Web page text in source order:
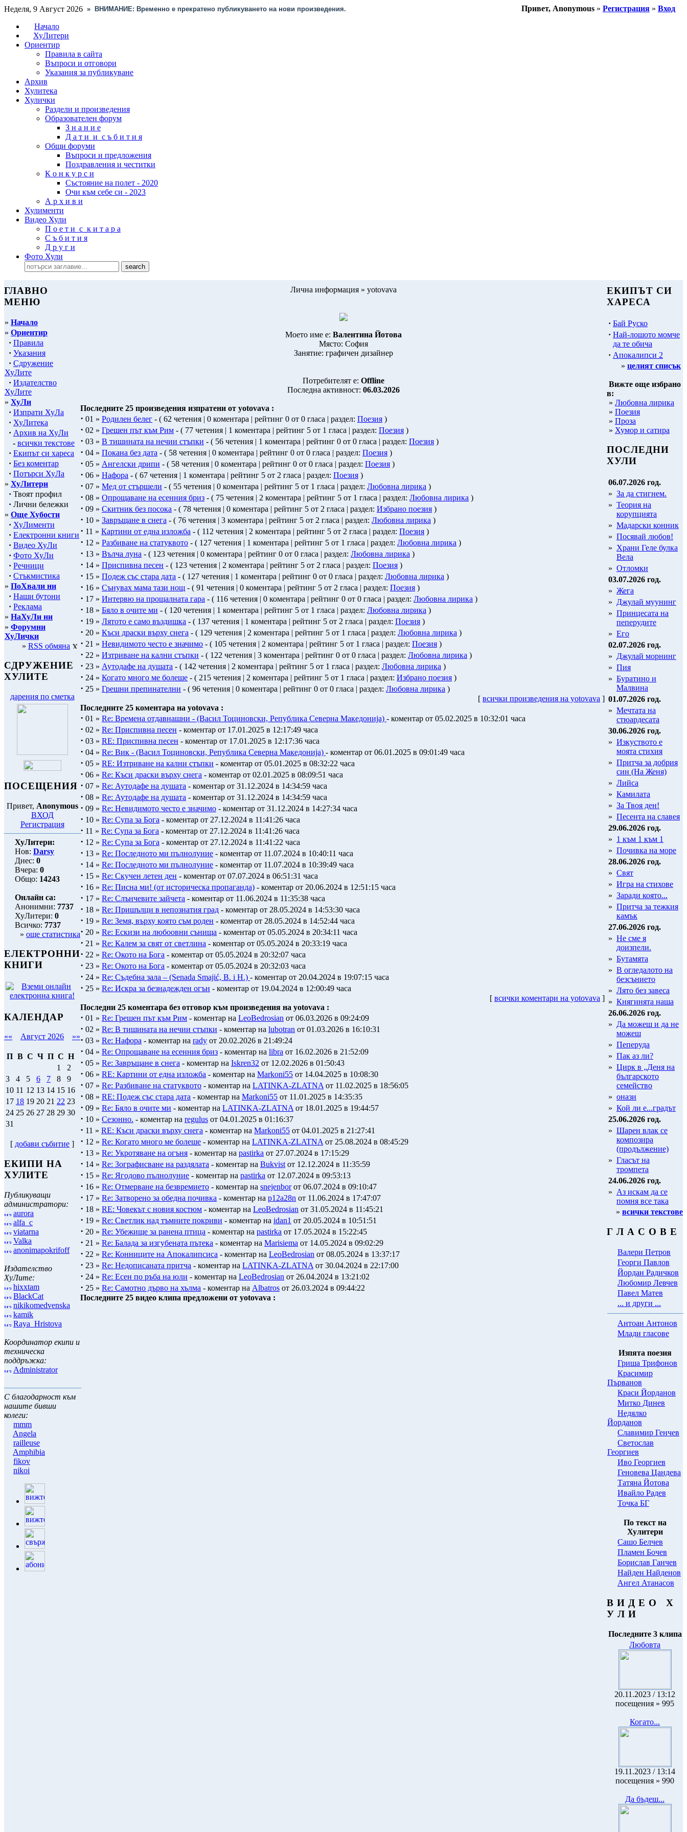
Неделя, 9 Август 2026 » ВНИМАНИЕ: Временно е прекратено публикуването на нови произведения. Привет, Anonymous » Регистрация » Вход
Начало
ХуЛитери
Ориентир
Правила в сайта
Въпроси и отговори
Указания за публикуване
Архив
Хулитека
Хулички
Раздели и произведения
Образователен форум
З н а н и е
Д а т и и с ъ б и т и я
Общи форуми
Въпроси и предложения
Поздравления и честитки
К о н к у р с и
Състояние на полет - 2020
Очи към себе си - 2023
А р х и в и
Хулименти
Видео Хули
П о е т и с к и т а р а
С ъ б и т и я
Д р у г и
Фото Хули
ГЛАВНО
МЕНЮ
» Начало
» Ориентир
· Правила
· Указания
· Сдружение
ХуЛите
· Издателство
ХуЛите
» ХуЛи
· Изпрати ХуЛа
· ХуЛитека
· Архив на ХуЛи
- всички текстове
· Екипът си хареса
· Без коментар
· Потърси ХуЛа
» ХуЛитери
· Твоят профил
· Лични бележки
» Още Хубости
· ХуЛименти
· Електронни книги
· Видео ХуЛи
· Фото ХуЛи
· Речници
· Стъкмистика
» ПоХвали ни
· Наши бутони
· Реклама
» НаХуЛи ни
» Форумни
ХуЛички
» RSS обмяна
СДРУЖЕНИЕ
ХУЛИТЕ
дарения по сметка
ПОСЕЩЕНИЯ
Привет, Anonymous
ВХОД
Регистрация
ХуЛитери:
Нов: Darsy
Днес: 0
Вчера: 0
Общо: 14243
Онлайн са:
Анонимни: 7737
ХуЛитери: 0
Всичко: 7737
» още статистика
ЕЛЕКТРОННИ
КНИГИ
КАЛЕНДАР
«« Август 2026 »»
П В С Ч П С Н
1
2
3
4 5 6 7 8
9
10 11 12 13 14 15 16
17 18 19 20 21 22 23
24 25 26 27 28 29 30
31
[ добави събитие ]
ЕКИПИ НА
ХУЛИТЕ
Публикуващи
администратори:
aurora
alfa_c
viatarna
Valka
anonimapokrifoff
Издателство
ХуЛите:
hixxtam
BlackCat
nikikomedvenska
kamik
Raya_Hristova
Координатор екипи и
техническа
поддръжка:
Administrator
С благодарност към
нашите бивши
колеги:
mmm
Angela
railleuse
Amphibia
fikov
nikoi
Лична информация » yotovava
Моето име е: Валентина Йотова
Място: София
Занятие: графичен дизайнер
Потребителят е: Offline
Последна активност: 06.03.2026
Последните 25 произведения изпратени от yotovava :
· 01 » Родилен белег - ( 62 четения | 0 коментара | рейтинг 0 от 0 гласа | раздел: Поезия )
· 02 » Грешен път към Рим - ( 77 четения | 1 коментара | рейтинг 5 от 1 гласа | раздел: Поезия )
· 03 » В тишината на нечии стъпки - ( 56 четения | 1 коментара | рейтинг 0 от 0 гласа | раздел: Поезия )
· 04 » Покана без дата - ( 58 четения | 0 коментара | рейтинг 0 от 0 гласа | раздел: Поезия )
· 05 » Ангелски дрипи - ( 58 четения | 0 коментара | рейтинг 0 от 0 гласа | раздел: Поезия )
· 06 » Нафора - ( 67 четения | 1 коментара | рейтинг 5 от 2 гласа | раздел: Поезия )
· 07 » Мед от стършели - ( 55 четения | 0 коментара | рейтинг 5 от 1 гласа | раздел: Любовна лирика )
· 08 » Опрощаване на есенния бриз - ( 75 четения | 2 коментара | рейтинг 5 от 1 гласа | раздел: Любовна лирика )
· 09 » Скитник без посока - ( 78 четения | 0 коментара | рейтинг 5 от 2 гласа | раздел: Избрано поезия )
· 10 » Завръщане в снега - ( 76 четения | 3 коментара | рейтинг 5 от 2 гласа | раздел: Любовна лирика )
· 11 » Картини от една изложба - ( 112 четения | 2 коментара | рейтинг 5 от 2 гласа | раздел: Поезия )
· 12 » Разбиване на статуквото - ( 127 четения | 1 коментара | рейтинг 5 от 1 гласа | раздел: Любовна лирика )
· 13 » Вълча луна - ( 123 четения | 0 коментара | рейтинг 0 от 0 гласа | раздел: Любовна лирика )
· 14 » Приспивна песен - ( 123 четения | 2 коментара | рейтинг 5 от 2 гласа | раздел: Поезия )
· 15 » Подеж със стара дата - ( 127 четения | 1 коментара | рейтинг 0 от 0 гласа | раздел: Любовна лирика )
· 16 » Сънувах мама тази нощ - ( 91 четения | 0 коментара | рейтинг 5 от 2 гласа | раздел: Поезия )
· 17 » Интервю на прощалната гара - ( 116 четения | 0 коментара | рейтинг 0 от 0 гласа | раздел: Любовна лирика )
· 18 » Бяло в очите ми - ( 120 четения | 1 коментара | рейтинг 5 от 1 гласа | раздел: Любовна лирика )
· 19 » Лятото е само въздишка - ( 137 четения | 1 коментара | рейтинг 5 от 2 гласа | раздел: Поезия )
· 20 » Къси драски върху снега - ( 129 четения | 2 коментара | рейтинг 5 от 1 гласа | раздел: Любовна лирика )
· 21 » Невидимото често е значимо - ( 105 четения | 2 коментара | рейтинг 5 от 1 гласа | раздел: Поезия )
· 22 » Изтриване на кални стъпки - ( 122 четения | 3 коментара | рейтинг 0 от 0 гласа | раздел: Любовна лирика )
· 23 » Аутодафе на душата - ( 142 четения | 2 коментара | рейтинг 5 от 1 гласа | раздел: Любовна лирика )
· 24 » Когато много ме болеше - ( 215 четения | 2 коментара | рейтинг 5 от 1 гласа | раздел: Избрано поезия )
· 25 » Грешни препинателни - ( 96 четения | 0 коментара | рейтинг 0 от 0 гласа | раздел: Любовна лирика )
[ всички произведения на yotovava ]
Последните 25 коментара на yotovava :
· 01 » Re: Времена отдавнашни - (Васил Тоциновски, Република Северна Македонија) - коментар от 05.02.2025 в 10:32:01 часа
· 02 » Re: Приспивна песен - коментар от 17.01.2025 в 12:17:49 часа
· 03 » RE: Приспивна песен - коментар от 17.01.2025 в 12:17:36 часа
· 04 » Re: Вик - (Васил Тоциновски, Република Северна Македонија) - коментар от 06.01.2025 в 09:01:49 часа
· 05 » RE: Изтриване на кални стъпки - коментар от 05.01.2025 в 08:32:22 часа
· 06 » Re: Къси драски върху снега - коментар от 02.01.2025 в 08:09:51 часа
· 07 » Re: Аутодафе на душата - коментар от 31.12.2024 в 14:34:59 часа
· 08 » Re: Аутодафе на душата - коментар от 31.12.2024 в 14:34:59 часа
· 09 » Re: Невидимото често е значимо - коментар от 31.12.2024 в 14:27:34 часа
· 10 » Re: Супа за Бога - коментар от 27.12.2024 в 11:41:26 часа
· 11 » Re: Супа за Бога - коментар от 27.12.2024 в 11:41:26 часа
· 12 » Re: Супа за Бога - коментар от 27.12.2024 в 11:41:22 часа
· 13 » Re: Последното ми пълнолуние - коментар от 11.07.2024 в 10:40:11 часа
· 14 » Re: Последното ми пълнолуние - коментар от 11.07.2024 в 10:39:49 часа
· 15 » Re: Скучен летен ден - коментар от 07.07.2024 в 06:51:31 часа
· 16 » Re: Писна ми! (от историческа пропаганда) - коментар от 20.06.2024 в 12:51:15 часа
· 17 » Re: Слънчевите зайчета - коментар от 11.06.2024 в 11:35:38 часа
· 18 » Re: Пришълци в непознатия град - коментар от 28.05.2024 в 14:53:30 часа
· 19 » Re: Земя, върху която съм роден - коментар от 28.05.2024 в 14:52:44 часа
· 20 » Re: Ескизи на любоовни сънища - коментар от 05.05.2024 в 20:34:11 часа
· 21 » Re: Калем за свят от светлина - коментар от 05.05.2024 в 20:33:19 часа
· 22 » Re: Окото на Бога - коментар от 05.05.2024 в 20:32:07 часа
· 23 » Re: Окото на Бога - коментар от 05.05.2024 в 20:32:03 часа
· 24 » Re: Съдебна зала – (Senada Smajić, B. i H.) - коментар от 20.04.2024 в 19:07:15 часа
· 25 » Re: Искра за безнадежден огън - коментар от 19.04.2024 в 12:00:49 часа
[ всички коментари на yotovava ]
Последни 25 коментара без отговор към произведения на yotovava :
· 01 » Re: Грешен път към Рим - коментар на LeoBedrosian от 06.03.2026 в 09:24:09
· 02 » Re: В тишината на нечии стъпки - коментар на lubotran от 01.03.2026 в 16:10:31
· 03 » Re: Нафора - коментар на rady от 20.02.2026 в 21:49:24
· 04 » Re: Опрощаване на есенния бриз - коментар на libra от 16.02.2026 в 21:52:09
· 05 » Re: Завръщане в снега - коментар на Iskren32 от 12.02.2026 в 01:50:43
· 06 » RE: Картини от една изложба - коментар на Markoni55 от 14.04.2025 в 10:08:30
· 07 » Re: Разбиване на статуквото - коментар на LATINKA-ZLATNA от 11.02.2025 в 18:56:05
· 08 » RE: Подеж със стара дата - коментар на Markoni55 от 11.01.2025 в 14:35:35
· 09 » Re: Бяло в очите ми - коментар на LATINKA-ZLATNA от 18.01.2025 в 19:44:57
· 10 » Сезонно. - коментар на regulus от 04.01.2025 в 01:16:37
· 11 » RE: Къси драски върху снега - коментар на Markoni55 от 04.01.2025 в 21:27:41
· 12 » Re: Когато много ме болеше - коментар на LATINKA-ZLATNA от 25.08.2024 в 08:45:29
· 13 » Re: Укротяване на огъня - коментар на pastirka от 27.07.2024 в 17:15:29
· 14 » Re: Зографисване на раздялата - коментар на Bukvist от 12.12.2024 в 11:35:59
· 15 » Re: Ягодово пълнолуние - коментар на pastirka от 12.07.2024 в 09:53:13
· 16 » Re: Отмерване на безвремието - коментар на snejenborот 06.07.2024 в 09:10:47
· 17 » Re: Затворено за обедна почивка - коментар на p12a28n от 11.06.2024 в 17:47:07
· 18 » RE: Човекът с новия костюм - коментар на LeoBedrosian от 31.05.2024 в 11:45:21
· 19 » Re: Светлик над тъмните покриви - коментар на idan1 от 20.05.2024 в 10:51:51
· 20 » Re: Убежище за ранена птица - коментар на pastirka от 17.05.2024 в 15:22:45
· 21 » Re: Балада за изгубената пътека - коментар на Marisiema от 14.05.2024 в 09:02:29
· 22 » Re: Конниците на Апокалипсиса - коментар на LeoBedrosian от 08.05.2024 в 13:37:17
· 23 » Re: Недописаната притча - коментар на LATINKA-ZLATNA от 30.04.2024 в 22:17:00
· 24 » Re: Есен по ръба на юли - коментар на LeoBedrosian от 26.04.2024 в 13:21:02
· 25 » Re: Самотно дърво на хълма - коментар на Albatros от 26.03.2024 в 09:44:22
Последните 25 видео клипа предложени от yotovava :
ЕКИПЪТ СИ
ХАРЕСА
· Бай Руско
· Най-лошото момче
да те обича
· Апокалипси 2
» целият списък
Вижте още избрано
в:
» Любовна лирика
» Поезия
» Проза
» Хумор и сатира
ПОСЛЕДНИ
ХУЛИ
06.07.2026 год.
» За да стигнем.
» Теория на
корупцията
» Мадарски конник
» Посявай любов!
» Храни Геле булка
Вела
» Отломки
03.07.2026 год.
» Жега
» Джулай муунинг
» Принцесата на
пеперудите
» Его
02.07.2026 год.
» Джулай морнинг
» Пия
» Буратино и
Малвина
01.07.2026 год.
» Мечтата на
стюардесата
30.06.2026 год.
» Изкуството е
моята стихия
» Притча за добрия
син (На Женя)
» Лийса
» Камилата
» За Твоя ден!
» Песента на славея
29.06.2026 год.
» 1 към 1 към 1
» Почивка на море
28.06.2026 год.
» Свят
» Игра на стихове
» Заради която...
» Притча за тежкия
камък
27.06.2026 год.
» Не сме я
доизпели.
» Бутамята
» В огледалото на
безсънието
» Лято без завеса
» Княгинята наша
26.06.2026 год.
» Да можеш и да не
можеш
» Пеперуда
» Пак аз ли?
» Цирк в „Деня на
българското
семейство
» онази
» Кой ли е...градът
25.06.2026 год.
» Шарен влак се
композира
(продължение)
» Гласът на
тромпета
24.06.2026 год.
» Аз искам да се
помня все така
» всички текстове
Г Л А С О В Е
Валери Петров
Георги Павлов
Йордан Радичков
Любомир Левчев
Павел Матев
... и други ...
Антоан Антонов
Млади гласове
Изпята поезия
Гриша Трифонов
Красимир
Първанов
Краси Йорданов
Митко Динев
Нeдялко
Йорданов
Славимир Генчев
Светослав
Георгиев
Иво Георгиев
Геновева Цандева
Татяна Йотова
Ивайло Радев
Точка БГ
По текст на
Хулитери
Сашо Белчев
Пламен Бочев
Борислав Ганчев
Найден Найденов
Ангел Атанасов
В И Д Е О Х
У Л И
Последните 3 клипа
Любовта
20.11.2023 / 13:12
посещения » 995
Когато...
19.11.2023 / 13:14
посещения » 990
Да бъдеш...